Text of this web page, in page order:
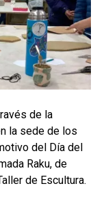
de la
la sede de los
del Día del
Raku, de
de Escultura.